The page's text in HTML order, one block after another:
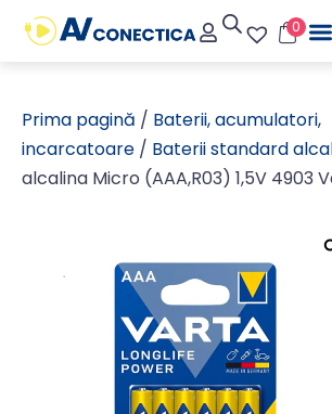
0
Prima pagină / Baterii, acumulatori,
incarcatoare / Baterii standard
alcalina Micro (AAA,R03) 1,5V 4903